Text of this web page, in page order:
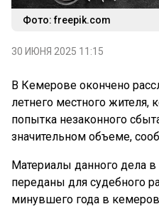
Фото: freepik.com
30 ИЮНЯ 2025 11:15
В Кемерове окончено
летнего местного жителя,
попытка незаконного
значительном объеме,
Материалы данного дела
переданы для судебного
минувшего года в